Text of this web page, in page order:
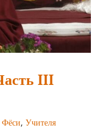
III
Фёси, Учителя